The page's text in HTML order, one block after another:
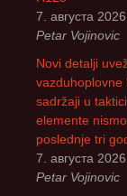
7. августа 2026.
Petar Vojinovic
Novi detalji
vazduhoplovne
sadržaji u
elemente
poslednje tri
7. августа 2026.
Petar Vojinovic